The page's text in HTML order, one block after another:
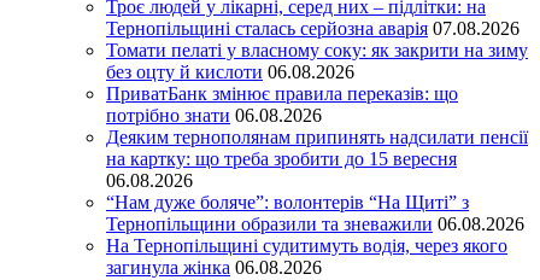
Троє людей у лікарні, серед них – підлітки: на
Тернопільщині сталась серйозна аварія 07.08.2026
Томати пелаті у власному соку: як закрити на зиму
без оцту й кислоти 06.08.2026
ПриватБанк змінює правила переказів: що
потрібно знати 06.08.2026
Деяким тернополянам припинять надсилати пенсії
на картку: що треба зробити до 15 вересня
06.08.2026
“Нам дуже боляче”: волонтерів “На Щиті” з
Тернопільщини образили та зневажили 06.08.2026
На Тернопільщині судитимуть водія, через якого
загинула жінка 06.08.2026